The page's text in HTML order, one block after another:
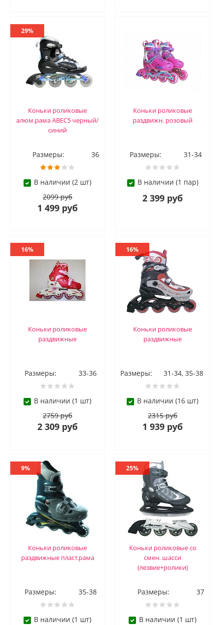
29%
Коньки роликовые
алюм.рама ABEC5 черный/
синий
Размеры: 36
В наличии (2 шт)
2099 руб
1 499 руб
Коньки роликовые
раздвижн. розовый
Размеры: 31-34
В наличии (1 пар)
2 399 руб
16%
Коньки роликовые
раздвижные
Размеры: 33-36
В наличии (1 шт)
2759 руб
2 309 руб
16%
Коньки роликовые
раздвижные
Размеры: 31-34, 35-38
В наличии (16 шт)
2315 руб
1 939 руб
9%
Коньки роликовые
раздвижные пласт.рама
Размеры: 35-38
В наличии (1 шт)
25%
Коньки роликовые со
смен. шасси
(лезвие+ролики)
Размеры: 37
В наличии (1 шт)